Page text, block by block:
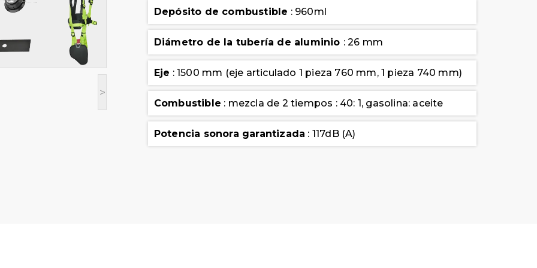
>
Depósito de combustible : 960ml
Diámetro de la tubería de aluminio : 26 mm
Eje : 1500 mm (eje articulado 1 pieza 760 mm, 1 pieza 740 mm)
Combustible : mezcla de 2 tiempos : 40: 1, gasolina: aceite
Potencia sonora garantizada : 117dB (A)